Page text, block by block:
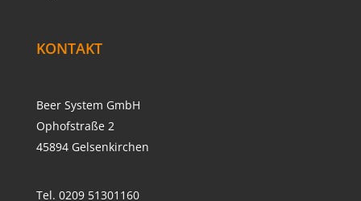
KONTAKT
Beer System GmbH
Ophofstraße 2
45894 Gelsenkirchen
Tel. 0209 51301160